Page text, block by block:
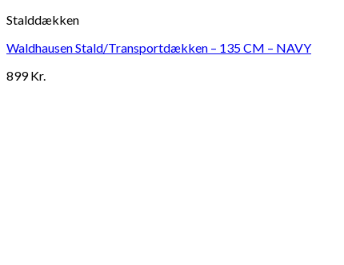
Stalddækken
Waldhausen Stald/Transportdækken – 135 CM – NAVY
899Kr.